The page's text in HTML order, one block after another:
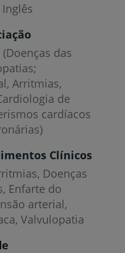
Inglês
das
Arritmias,
de
cardíacos
Clínicos
Doenças
Enfarte do
arterial
Valvulopatia